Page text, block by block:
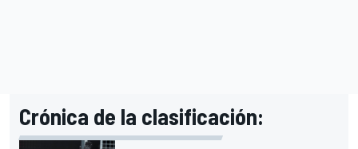
Crónica de la clasificación: